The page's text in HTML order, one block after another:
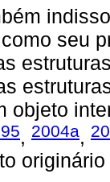
seu
objeto
, 2004a,